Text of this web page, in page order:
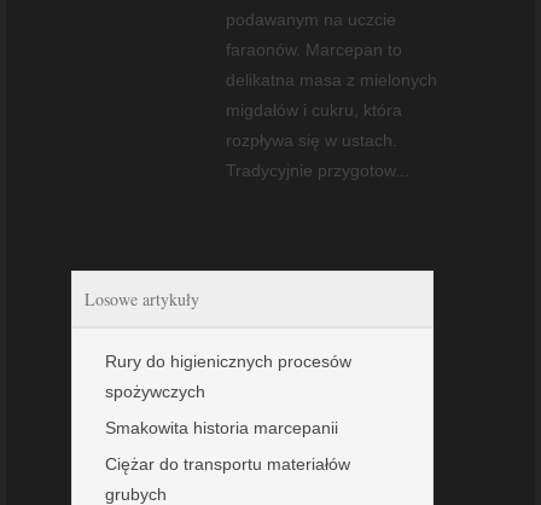
podawanym na uczcie
faraonów. Marcepan to
delikatna masa z mielonych
migdałów i cukru, która
rozpływa się w ustach.
Tradycyjnie przygotow...
Losowe artykuły
Rury do higienicznych procesów
spożywczych
Smakowita historia marcepanii
Ciężar do transportu materiałów
grubych